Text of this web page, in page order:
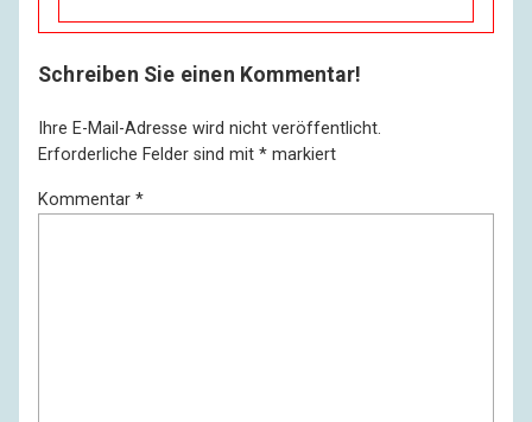
Schreiben Sie einen Kommentar!
Ihre E-Mail-Adresse wird nicht veröffentlicht.
Erforderliche Felder sind mit * markiert
Kommentar *